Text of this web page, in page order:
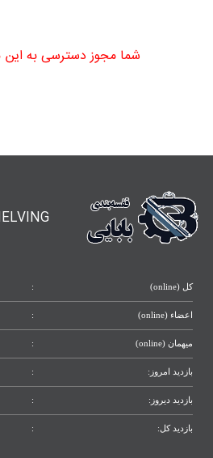
شما مجوز دسترسی به این
کل (online) :
اعضاء (online) :
میهمان (online) :
بازدید امروز: :
بازدید دیروز: :
بازدید کل: :